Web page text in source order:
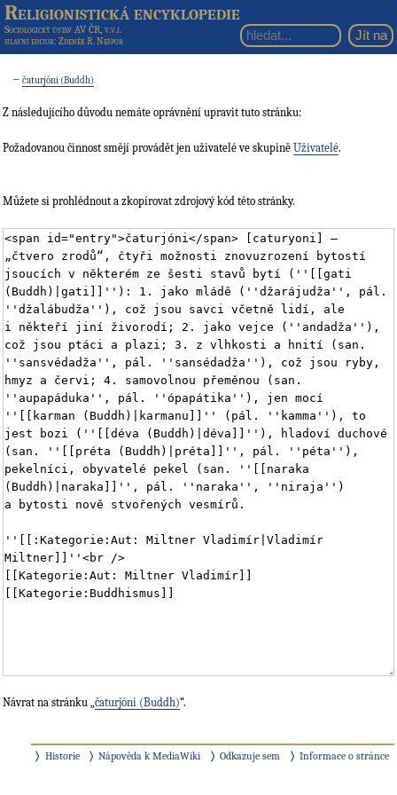
Religionistická encyklopedie
Sociologický ústav AV ČR, v.v.i.
hlavní editor: Zdeněk R. Nešpor
←čaturjóni (Buddh)
Z následujícího důvodu nemáte oprávnění upravit tuto stránku:
Požadovanou činnost smějí provádět jen uživatelé ve skupině Uživatelé.
Můžete si prohlédnout a zkopírovat zdrojový kód této stránky.
Návrat na stránku „ čaturjóni (Buddh)“.
Historie Nápověda k MediaWiki Odkazuje sem Informace o stránce